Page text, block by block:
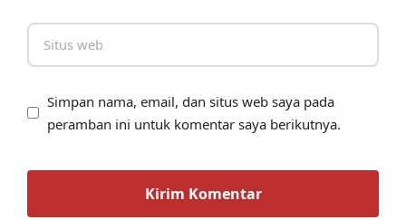
Simpan nama, email, dan situs web saya pada
peramban ini untuk komentar saya berikutnya.